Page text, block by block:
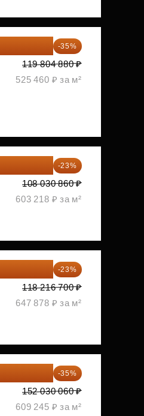
-35%
119 804 880 ₽
525 460 ₽ за м²
-23%
108 030 860 ₽
603 218 ₽ за м²
-23%
118 216 700 ₽
647 878 ₽ за м²
-35%
152 030 060 ₽
609 245 ₽ за м²